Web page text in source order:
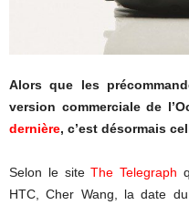
Alors que les
version commerciale de
dernière, c’est désormais
Selon le siteThe Telegraph
HTC, Cher Wang, la date